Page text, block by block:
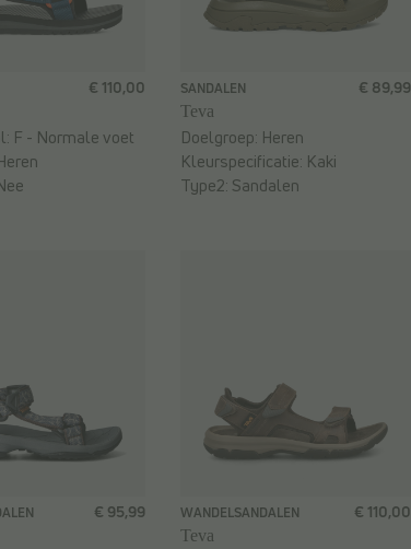
€ 110,00
F - Normale voet
SANDALEN
Teva
€ 89,99
Doelgroep: Heren
Kleurspecificatie: Kaki
Type2: Sandalen
€ 95,99
WANDELSANDALEN
Teva
€ 110,00